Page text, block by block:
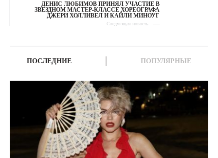
ДЕНИС ЛЮБИМОВ ПРИНЯЛ УЧАСТИЕ В
ЗВЕЗДНОМ МАСТЕР-КЛАССЕ ХОРЕОГРАФА
ДЖЕРИ ХОЛЛИВЕЛ И КАЙЛИ МИНОУГ
Следующая новость
ПОСЛЕДНИЕ ПОПУЛЯРНЫЕ